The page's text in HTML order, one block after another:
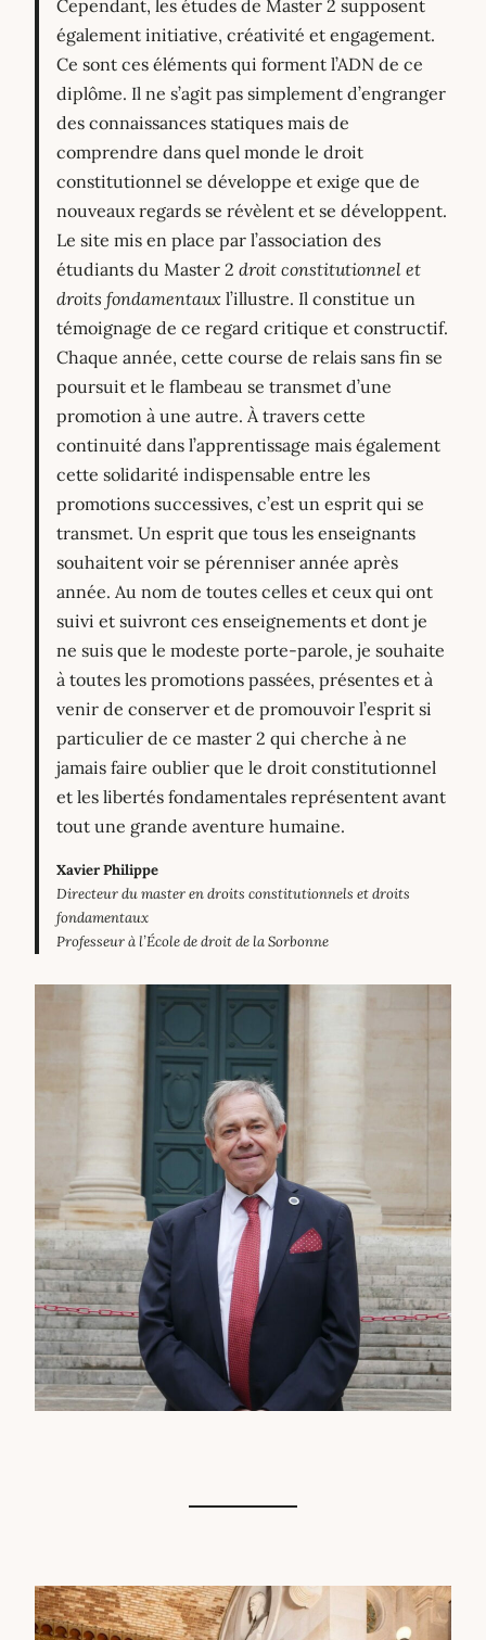
Cependant, les études de Master 2 supposent
également initiative, créativité et engagement.
Ce sont ces éléments qui forment l’ADN de ce
diplôme. Il ne s’agit pas simplement d’engranger
des connaissances statiques mais de
comprendre dans quel monde le droit
constitutionnel se développe et exige que de
nouveaux regards se révèlent et se développent.
Le site mis en place par l’association des
étudiants du Master 2 droit constitutionnel et
droits fondamentaux l’illustre. Il constitue un
témoignage de ce regard critique et constructif.
Chaque année, cette course de relais sans fin se
poursuit et le flambeau se transmet d’une
promotion à une autre. À travers cette
continuité dans l’apprentissage mais également
cette solidarité indispensable entre les
promotions successives, c’est un esprit qui se
transmet. Un esprit que tous les enseignants
souhaitent voir se pérenniser année après
année. Au nom de toutes celles et ceux qui ont
suivi et suivront ces enseignements et dont je
ne suis que le modeste porte-parole, je souhaite
à toutes les promotions passées, présentes et à
venir de conserver et de promouvoir l’esprit si
particulier de ce master 2 qui cherche à ne
jamais faire oublier que le droit constitutionnel
et les libertés fondamentales représentent avant
tout une grande aventure humaine.
Xavier Philippe
Directeur du master en droits constitutionnels et droits
fondamentaux
Professeur à l’École de droit de la Sorbonne